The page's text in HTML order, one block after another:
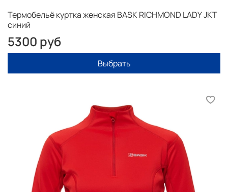
Термобельё куртка женская BASK RICHMOND LADY JKT
синий
5300 руб
Выбрать